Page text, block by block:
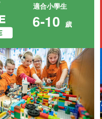
適合小學生
6-10 歲